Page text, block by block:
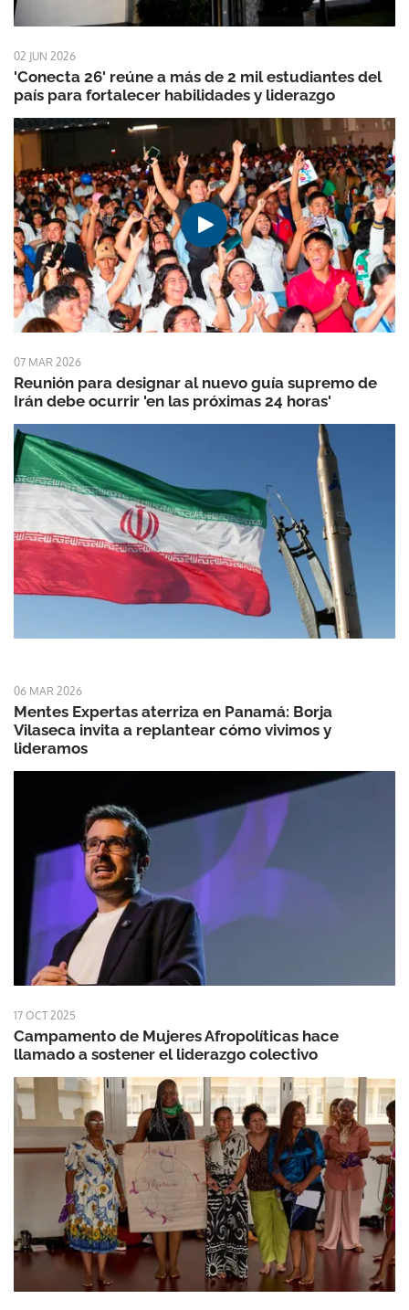
02 JUN 2026
'Conecta 26' reúne a más de 2 mil estudiantes del
país para fortalecer habilidades y liderazgo
07 MAR 2026
Reunión para designar al nuevo guía supremo de
Irán debe ocurrir 'en las próximas 24 horas'
06 MAR 2026
Mentes Expertas aterriza en Panamá: Borja
Vilaseca invita a replantear cómo vivimos y
lideramos
17 OCT 2025
Campamento de Mujeres Afropolíticas hace
llamado a sostener el liderazgo colectivo